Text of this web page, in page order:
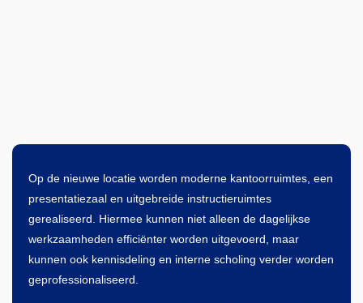
Op de nieuwe locatie worden moderne kantoorruimtes, een
presentatiezaal en uitgebreide instructieruimtes
gerealiseerd. Hiermee kunnen niet alleen de dagelijkse
werkzaamheden efficiënter worden uitgevoerd, maar
kunnen ook kennisdeling en interne scholing verder worden
geprofessionaliseerd.